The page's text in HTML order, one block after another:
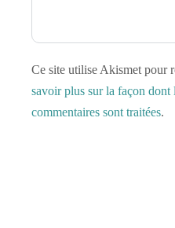
Ce site utilise Akismet pour
savoir plus sur la façon dont
commentaires sont traitées.